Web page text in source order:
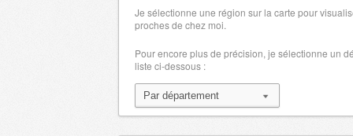
Je sélectionne une région sur la carte pour
proches de chez moi.
Pour encore plus de précision, je sélectionne un
liste ci-dessous :